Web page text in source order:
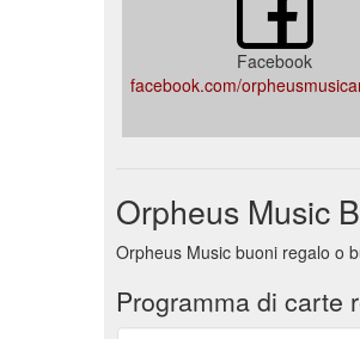
Facebook
facebook.com/
Orpheus Music
Orpheus Music buoni regalo o
Programma di carte